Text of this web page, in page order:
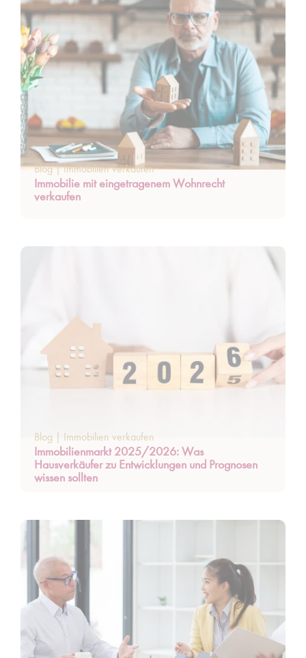
Blog| Immobilien verkaufen
Immobilie mit eingetragenem Wohnrecht
verkaufen
Blog Immobilien verkaufen
Immobilienmarkt 2025/2026: Was
Hausverkäufer zu Entwicklungen und Prognosen
wissen sollten